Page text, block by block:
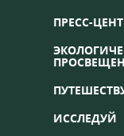
ПРЕСС-
ИССЛЕДУЙ